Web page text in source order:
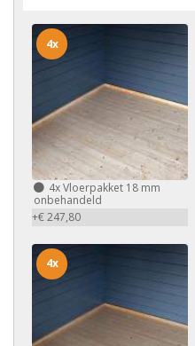
4xVloerpakket 18 mm
onbehandeld
+€ 247,80
4x
4x